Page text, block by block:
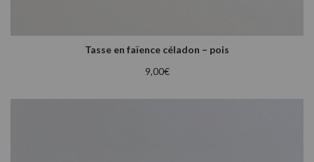
Tasse en faïence céladon – pois
9,00€